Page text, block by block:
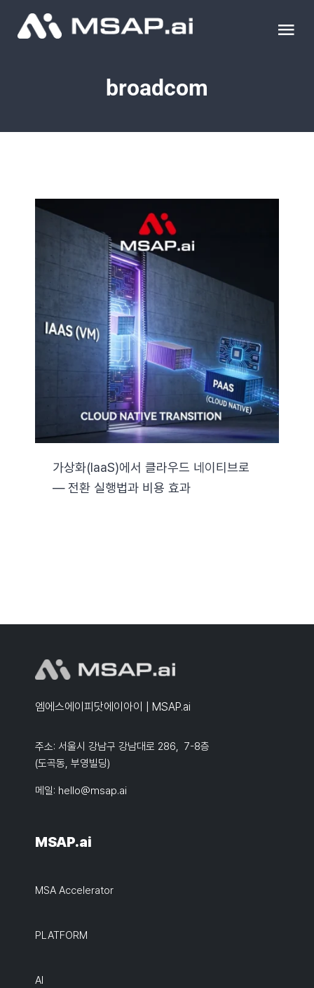
조달물품
이벤트 & 세미나
블로그
broadcom
가상화(IaaS)에서 클라우드 네이티브로
— 전환 실행법과 비용 효과
엠에스에이피닷에이아이 | MSAP.ai
주소: 서울시 강남구 강남대로 286, 7-8층
(도곡동, 부영빌딩)
메일: hello@msap.ai
MSAP.ai
MSA Accelerator
PLATFORM
AI